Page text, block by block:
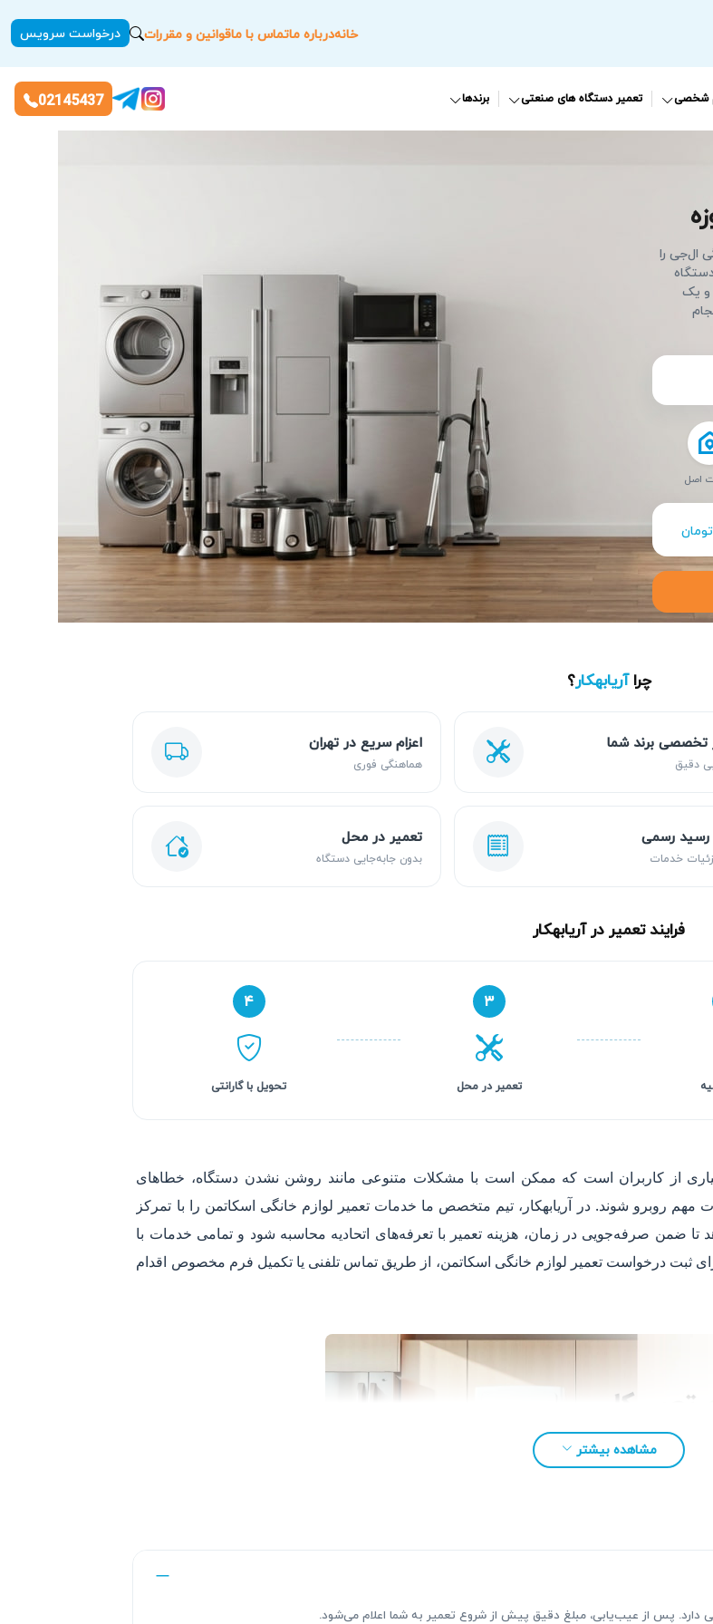
خانهدرباره ماتماس با ماقوانین و مقررات درخواست سرویس
شخصی تعمیر دستگاه های صنعتی برندها 02145437
ال‌جی را
و یک
اصل
تومان
چراآریابهکار؟
تخصصی برند شما
دقیق
اعزام سریع در تهران
هماهنگی فوری
رسمی
خدمات
تعمیر در محل
بدون جابه‌جایی دستگاه
فرایند تعمیر در آریابهکار
۳
تعمیر در محل
۴
تحویل با گارانتی
از کاربران است که ممکن است با مشکلات متنوعی مانند روشن نشدن دستگاه، خطاهای
روبرو شوند. در آریابهکار، تیم متخصص ما خدمات تعمیر لوازم خانگی اسکاتمن را با تمرکز
ضمن صرفه‌جویی در زمان، هزینه تعمیر با تعرفه‌های اتحادیه محاسبه شود و تمامی خدمات با
برای ثبت درخواست تعمیر لوازم خانگی اسکاتمن، از طریق تماس تلفنی یا تکمیل فرم مخصوص اقدام
مشاهده بیشتر
دارد. پس از عیب‌یابی، مبلغ دقیق پیش از شروع تعمیر به شما اعلام می‌شود.